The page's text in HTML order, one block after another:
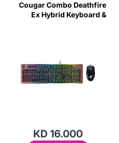
Cougar Combo Deathfire
Ex Hybrid Keyboard &
KD 16.000